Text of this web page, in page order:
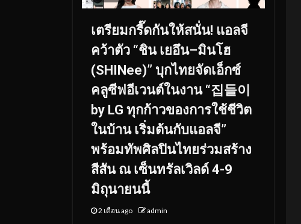
เตรียมกรี๊ดกันให้สนั่น! แอลจี
คว้าตัว “ชิน เยอึน–มินโฮ
(SHINee)” บุกไทยจัดเอ็กซ์
คลูซีฟอีเวนต์ในงาน “집들이
by LG ทุกก้าวของการใช้ชีวิต
ในบ้าน เริ่มต้นกับแอลจี”
พร้อมทัพศิลปินไทยร่วมสร้าง
สีสัน ณ เซ็นทรัลเวิลด์ 4-9
มิถุนายนนี้
2 เดือน ago admin